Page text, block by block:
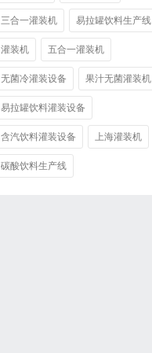
三合一灌装机 易拉罐饮料生产线
灌装机 五合一灌装机
无菌冷灌装设备 果汁无菌灌装机
易拉罐饮料灌装设备
含汽饮料灌装设备 上海灌装机
碳酸饮料生产线